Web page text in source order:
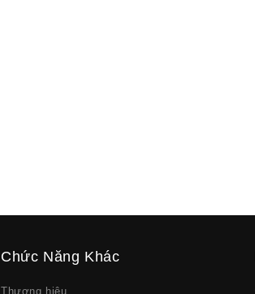
Chức Năng Khác
Thương hiệu